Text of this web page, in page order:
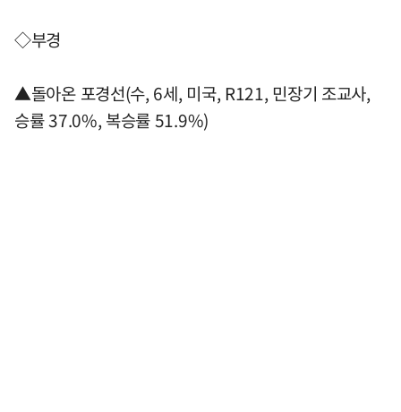
◇부경
▲돌아온 포경선(수, 6세, 미국, R121, 민장기 조교사,
승률 37.0%, 복승률 51.9%)